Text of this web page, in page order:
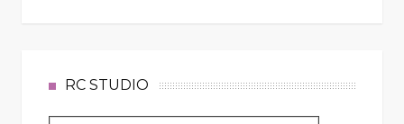
RC STUDIO